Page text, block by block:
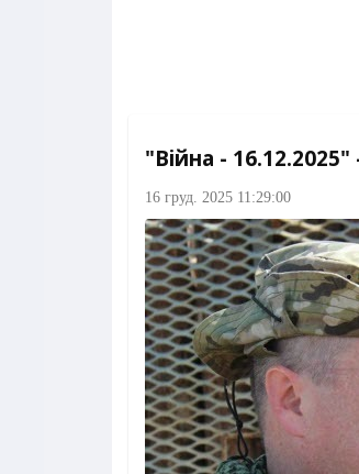
"Війна -
16 груд. 2025 11:29:00